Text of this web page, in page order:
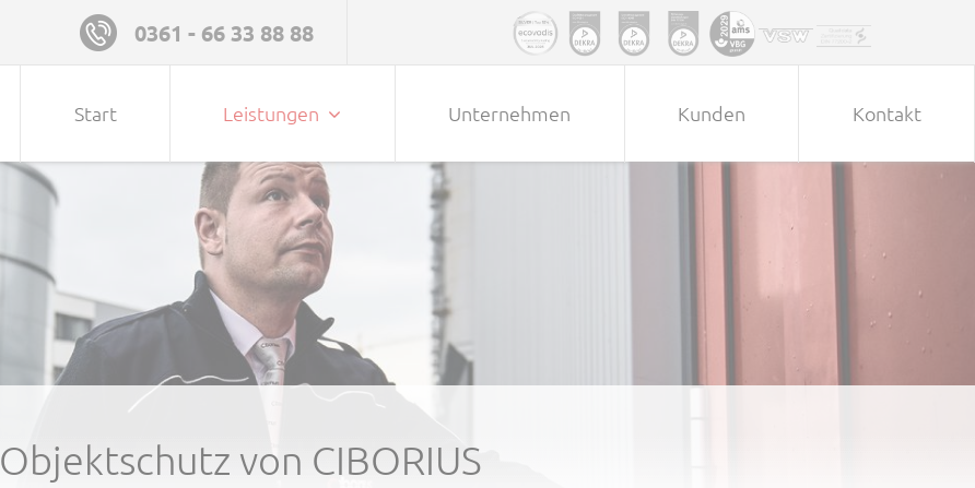
0361 - 66 33 88 88
Navigation überspringen
Start Leistungen Unternehmen Kunden Kontakt
Objektschutz von CIBORIUS